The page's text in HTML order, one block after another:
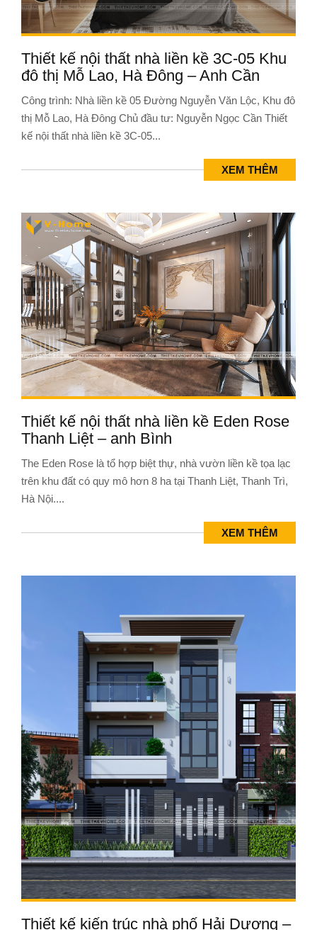
Thiết kế nội thất nhà liền kề 3C-05 Khu
đô thị Mỗ Lao, Hà Đông – Anh Cần
Công trình: Nhà liền kề 05 Đường Nguyễn Văn Lộc, Khu đô
thị Mỗ Lao, Hà Đông Chủ đầu tư: Nguyễn Ngọc Cần Thiết
kế nội thất nhà liền kề 3C-05...
XEM THÊM
Thiết kế nội thất nhà liền kề Eden Rose
Thanh Liệt – anh Bình
The Eden Rose là tổ hợp biệt thự, nhà vườn liền kề tọa lạc
trên khu đất có quy mô hơn 8 ha tại Thanh Liệt, Thanh Trì,
Hà Nội....
XEM THÊM
Thiết kế kiến trúc nhà phố Hải Dương –